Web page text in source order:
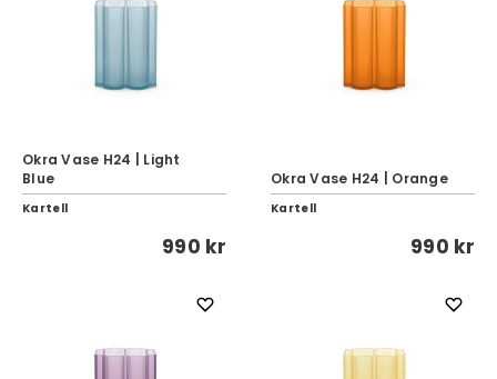
Okra Vase H24 | Light
Blue
Kartell
990 kr
Okra Vase H24 | Orange
Kartell
990 kr